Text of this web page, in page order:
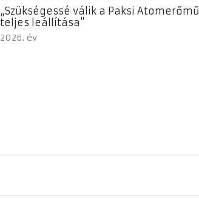
„Szükségessé válik a Paksi Atomerőmű
teljes leállítása”
2026. év